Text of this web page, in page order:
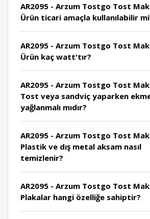
AR2095 - Arzum Tostgo Tost
Ürün ticari amaçla kullanılabilir
AR2095 - Arzum Tostgo Tost
Ürün kaç watt'tır?
AR2095 - Arzum Tostgo Tost
Tost veya sandviç yaparken
yağlanmalı mıdır?
AR2095 - Arzum Tostgo Tost
Plastik ve dış metal aksam nasıl
temizlenir?
AR2095 - Arzum Tostgo Tost
Plakalar hangi özelliğe sahiptir?